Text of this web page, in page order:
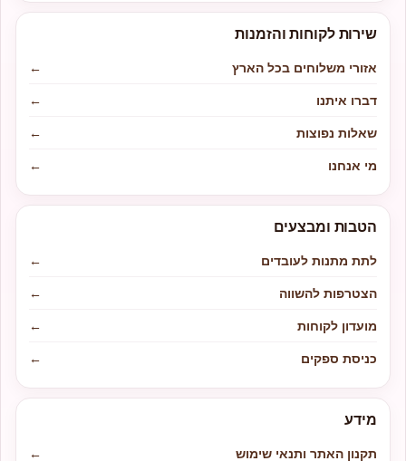
שירות לקוחות והזמנות
אזורי משלוחים בכל הארץ
←
דברו איתנו
←
שאלות נפוצות
←
מי אנחנו
←
הטבות ומבצעים
לתת מתנות לעובדים
←
הצטרפות להשווה
←
מועדון לקוחות
←
כניסת ספקים
←
מידע
תקנון האתר ותנאי שימוש ←